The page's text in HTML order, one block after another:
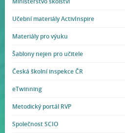
Učební materiály ActivInspire
Materiály pro výuku
Šablony nejen pro učitele
Česká školní inspekce ČR
eTwinning
Metodický portál RVP
Společnost SCIO